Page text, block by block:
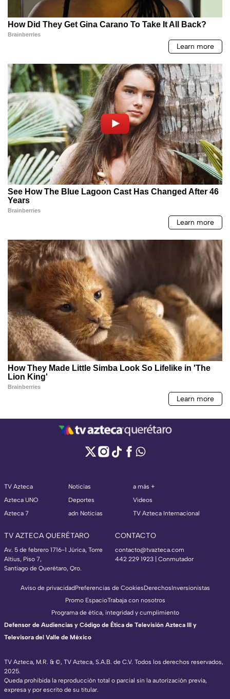
TV Azteca
Azteca UNO
Azteca 7
Noticias
Deportes
adn Noticias
a más +
Videos
TV Azteca Internacional
TV AZTECA QUERÉTARO
Av. 5 de febrero 1716-1 Júrica, Torre
Altius, Piso 7,
Santiago de Querétaro, Qro.
CONTACTO
contacto@tvazteca.com
442 229 1923 | Conmutador
TV Azteca, M.R. & ©, TV Azteca, S.A.B. de C.V. Todos los derechos reservados,
2025.
Queda prohibida la reproducción total o parcial sin la autorización previa,
expresa y por escrito de su titular.
Aviso de privacidadPreferencias de CookiesDerechosInversionistas
Promo EspacioTrabaja con nosotros
Programa de ética, integridad y cumplimiento
Defensor de Audiencias y Código de Ética de Televisión Azteca III y
Televisora del Valle de México